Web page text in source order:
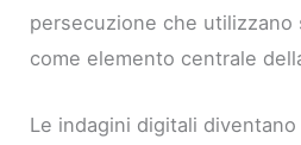
persecuzione che utilizzano
come elemento centrale
Le indagini digitali